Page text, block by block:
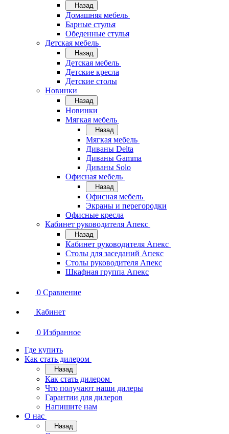
Назад
Домашняя мебель
Барные стулья
Обеденные стулья
Детская мебель
Назад
Детская мебель
Детские кресла
Детские столы
Новинки
Назад
Новинки
Мягкая мебель
Назад
Мягкая мебель
Диваны Delta
Диваны Gamma
Диваны Solo
Офисная мебель
Назад
Офисная мебель
Экраны и перегородки
Офисные кресла
Кабинет руководителя Апекс
Назад
Кабинет руководителя Апекс
Столы для заседаний Апекс
Столы руководителя Апекс
Шкафная группа Апекс
0 Сравнение
Кабинет
0 Избранное
Где купить
Как стать дилером
Назад
Как стать дилером
Что получают наши дилеры
Гарантии для дилеров
Напишите нам
О нас
Назад